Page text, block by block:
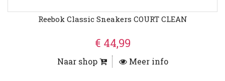
Reebok Classic Sneakers COURT CLEAN
€ 44,99
Naar shop Meer info